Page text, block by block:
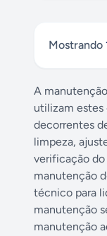
Mostrando
A
utilizam estes
decorrentes
limpeza,
verificação do
manutenção
técnico para
manutenção
manutenção